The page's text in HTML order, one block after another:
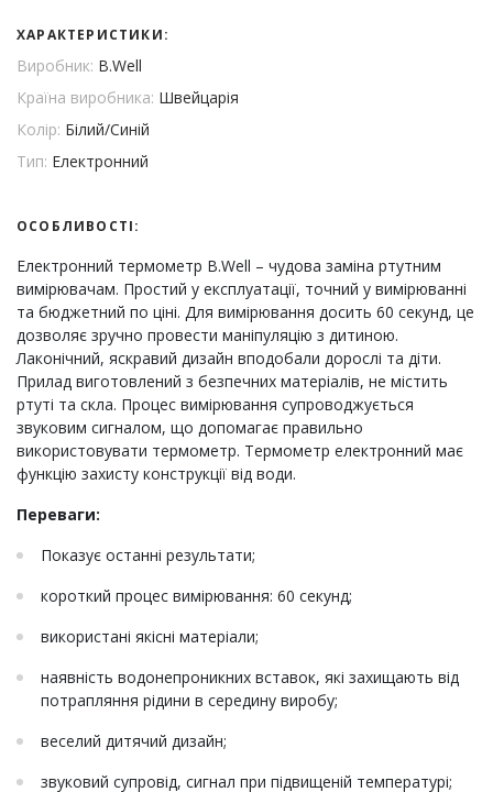
ХАРАКТЕРИСТИКИ:
Виробник: B.Well
Країна виробника: Швейцарія
Колір: Білий/Синій
Тип: Електронний
ОСОБЛИВОСТІ:
Електронний термометр B.Well – чудова заміна ртутним
вимірювачам. Простий у експлуатації, точний у вимірюванні
та бюджетний по ціні. Для вимірювання досить 60 секунд, це
дозволяє зручно провести маніпуляцію з дитиною.
Лаконічний, яскравий дизайн вподобали дорослі та діти.
Прилад виготовлений з безпечних матеріалів, не містить
ртуті та скла. Процес вимірювання супроводжується
звуковим сигналом, що допомагає правильно
використовувати термометр. Термометр електронний має
функцію захисту конструкції від води.
Переваги:
Показує останні результати;
короткий процес вимірювання: 60 секунд;
використані якісні матеріали;
наявність водонепроникних вставок, які захищають від
потрапляння рідини в середину виробу;
веселий дитячий дизайн;
звуковий супровід, сигнал при підвищеній температурі;